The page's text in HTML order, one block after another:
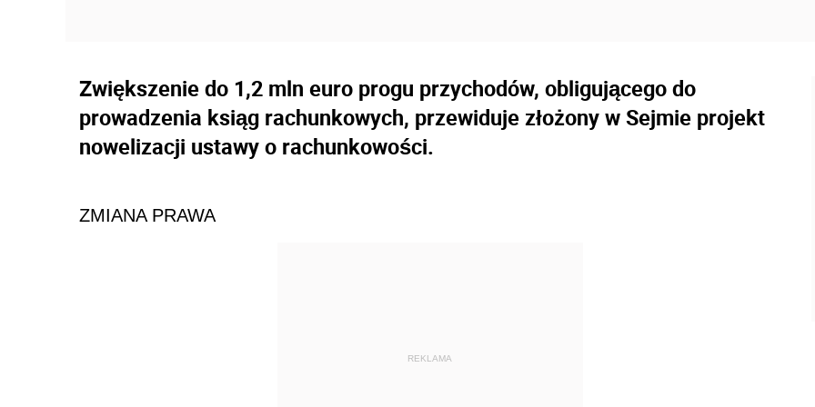
Zwiększenie do 1,2 mln euro progu przychodów, obligującego do
prowadzenia ksiąg rachunkowych, przewiduje złożony w Sejmie projekt
nowelizacji ustawy o rachunkowości.
ZMIANA PRAWA
REKLAMA